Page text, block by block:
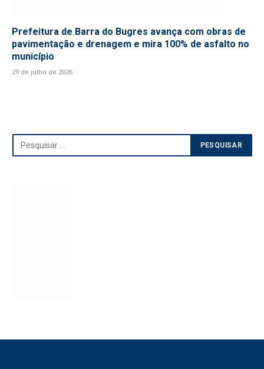
Prefeitura de Barra do Bugres avança com obras de
pavimentação e drenagem e mira 100% de asfalto no
município
29 de julho de 2026